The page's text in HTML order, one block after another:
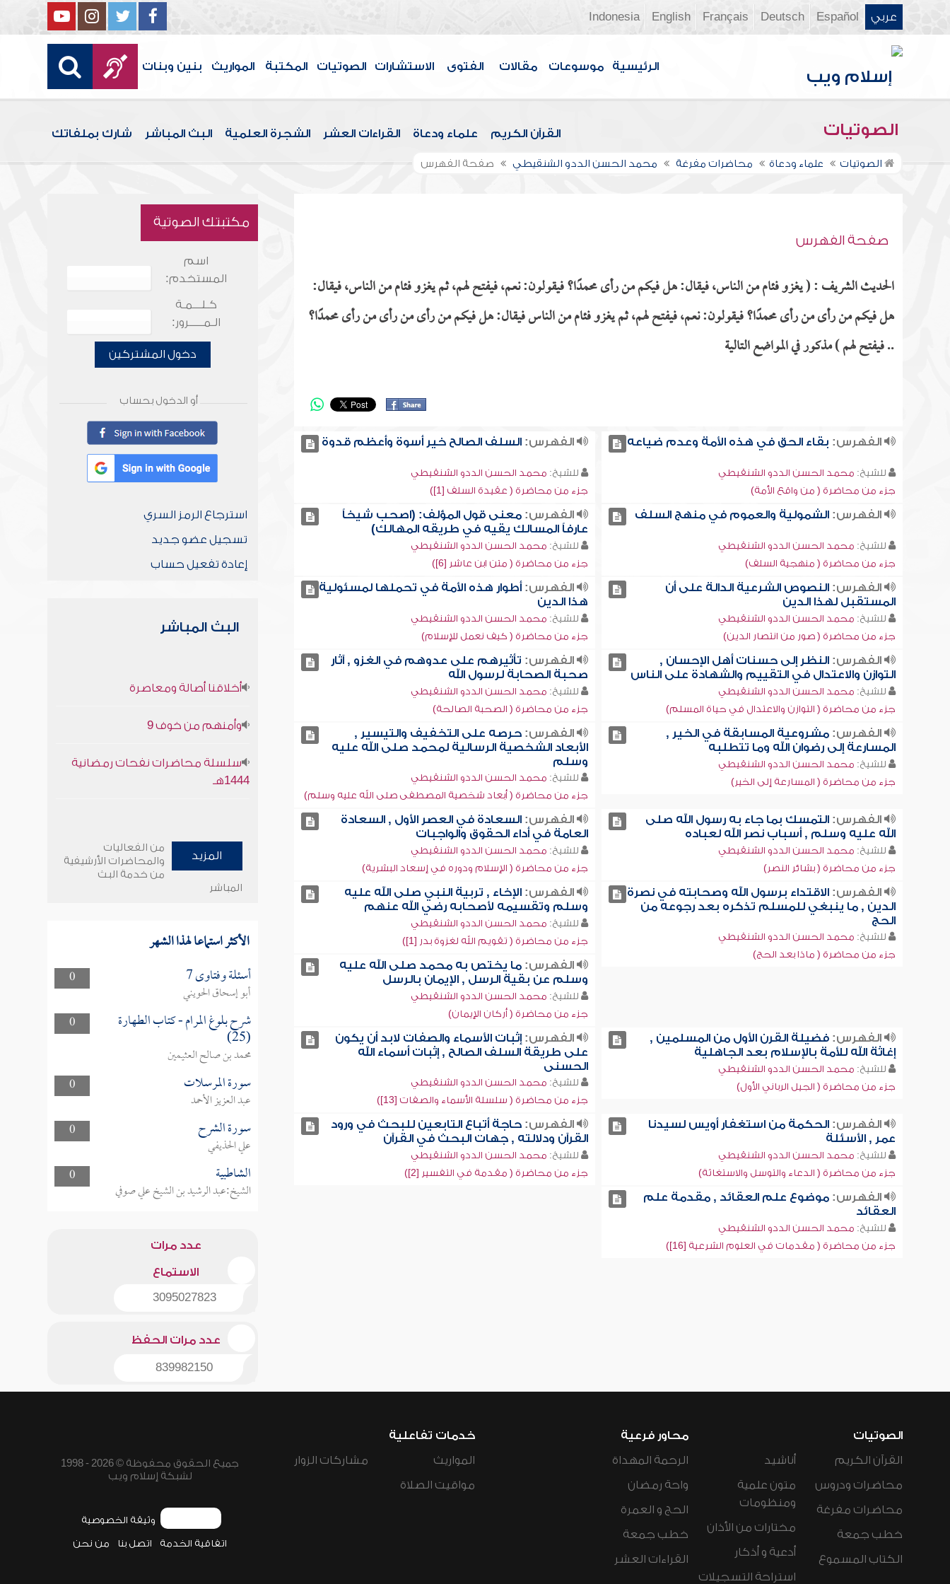
عربي Español
Deutsch
Français
English
Indonesia
الرئيسية موسوعات مقالات الفتوى الاستشارات الصوتيات المكتبة المواريث بنين وبنات
الصوتيات القرآن الكريم علماء ودعاة القراءات العشر الشجرة العلمية البث المباشر شارك بملفاتك
الصوتيات علماء ودعاة محاضرات مفرغة محمد الحسن الددو الشنقيطي صفحة الفهرس
صفحة الفهرس
الحديث الشريف : ( يغزو فئام من الناس، فيقال: هل فيكم من رأى محمدًا؟ فيقولون: نعم، فيفتح لهم، ثم يغزو فئام من الناس، فيقال:
هل فيكم من رأى من رأى محمدًا؟ فيقولون: نعم، فيفتح لهم، ثم يغزو فئام من الناس فيقال: هل فيكم من رأى من رأى من رأى محمدًا؟
.. فيفتح لهم ) مذكور في المواضع التالية
الفهرس: بقاء الحق في هذه الأمة وعدم ضياعه
للشيخ: محمد الحسن الددو الشنقيطي
جزء من محاضرة ( من واقع الأمة)
الفهرس: السلف الصالح خير أسوة وأعظم قدوة
للشيخ: محمد الحسن الددو الشنقيطي
جزء من محاضرة ( عقيدة السلف [1])
الفهرس:الشمولية والعموم في منهج السلف
للشيخ: محمد الحسن الددو الشنقيطي
جزء من محاضرة ( منهجية السلف)
الفهرس: معنى قول المؤلف: (اصحب شيخاً
عارفاً المسالك يقيه في طريقه المهالك)
للشيخ: محمد الحسن الددو الشنقيطي
جزء من محاضرة ( متن ابن عاشر [6])
الفهرس:النصوص الشرعية الدالة على أن
المستقبل لهذا الدين
للشيخ: محمد الحسن الددو الشنقيطي
جزء من محاضرة ( صور من انتصار الدين)
الفهرس: أطوار هذه الأمة في تحملها لمسئولية
هذا الدين
للشيخ: محمد الحسن الددو الشنقيطي
جزء من محاضرة ( كيف نعمل للإسلام)
الفهرس:النظر إلى حسنات أهل الإحسان ,
التوازن والاعتدال في التقييم والشهادة على الناس
للشيخ: محمد الحسن الددو الشنقيطي
جزء من محاضرة ( التوازن والاعتدال في حياة المسلم)
الفهرس: تأثيرهم على عدوهم في الغزو , آثار
صحبة الصحابة لرسول الله
للشيخ: محمد الحسن الددو الشنقيطي
جزء من محاضرة ( الصحبة الصالحة)
الفهرس:مشروعية المسابقة في الخير ,
المسارعة إلى رضوان الله وما تتطلبه
للشيخ: محمد الحسن الددو الشنقيطي
جزء من محاضرة ( المسارعة إلى الخير)
الفهرس: حرصه على التخفيف والتيسير ,
الأبعاد الشخصية الرسالية لمحمد صلى الله عليه
وسلم
للشيخ: محمد الحسن الددو الشنقيطي
جزء من محاضرة ( أبعاد شخصية المصطفى صلى الله عليه وسلم)
الفهرس:التمسك بما جاء به رسول الله صلى
الله عليه وسلم , أسباب نصر الله لعباده
للشيخ: محمد الحسن الددو الشنقيطي
جزء من محاضرة ( بشائر النصر)
الفهرس: السعادة في العصر الأول , السعادة
العامة في أداء الحقوق والواجبات
للشيخ: محمد الحسن الددو الشنقيطي
جزء من محاضرة ( الإسلام ودوره في إسعاد البشرية)
الفهرس:الاقتداء برسول الله وصحابته في نصرة
الدين , ما ينبغي للمسلم تذكره بعد رجوعه من
الحج
للشيخ: محمد الحسن الددو الشنقيطي
جزء من محاضرة ( ماذا بعد الحج)
الفهرس: الإخاء , تربية النبي صلى الله عليه
وسلم وتقسيمه لأصحابه رضي الله عنهم
للشيخ: محمد الحسن الددو الشنقيطي
جزء من محاضرة ( تقويم الله لغزوة بدر [1])
الفهرس: ما يختص به محمد صلى الله عليه
وسلم عن بقية الرسل , الإيمان بالرسل
للشيخ: محمد الحسن الددو الشنقيطي
جزء من محاضرة ( أركان الإيمان)
الفهرس:فضيلة القرن الأول من المسلمين ,
إغاثة الله للأمة بالإسلام بعد الجاهلية
للشيخ: محمد الحسن الددو الشنقيطي
جزء من محاضرة ( الجيل الرباني الأول)
الفهرس: إثبات الأسماء والصفات لابد أن يكون
على طريقة السلف الصالح , إثبات أسماء الله
الحسنى
للشيخ: محمد الحسن الددو الشنقيطي
جزء من محاضرة ( سلسلة الأسماء والصفات [13])
الفهرس:الحكمة من استغفار أويس لسيدنا
عمر , الأسئلة
للشيخ: محمد الحسن الددو الشنقيطي
جزء من محاضرة ( الدعاء والتوسل والاستغاثة)
الفهرس: حاجة أتباع التابعين للبحث في ورود
القرآن ودلالته , جهات البحث في القرآن
للشيخ: محمد الحسن الددو الشنقيطي
جزء من محاضرة ( مقدمة في التفسير [2])
الفهرس:موضوع علم العقائد , مقدمة علم
العقائد
للشيخ: محمد الحسن الددو الشنقيطي
جزء من محاضرة ( مقدمات في العلوم الشرعية [16])
مكتبتك الصوتية
اسم
المستخدم:
كـلـــمـة
الـمـــــرور:
دخول المشتركين
أو الدخول بحساب
استرجاع الرمز السري
تسجيل عضو جديد
إعادة تفعيل حساب
البث المباشر
أخلاقنا أصالة ومعاصرة
وأمنهم من خوف 9
سلسلة محاضرات نفحات رمضانية
1444هـ
المزيد
من الفعاليات
والمحاضرات الأرشيفية
من خدمة البث
المباشر
الأكثر استماعا لهذا الشهر
0 أسئلة وفتاوى 7
أبو إسحاق الحويني
0
شرح بلوغ المرام - كتاب الطهارة
(25)
محمد بن صالح العثيمين
0
سورة المرسلات
عبد العزيز الأحمد
0
سورة الشرح
علي الحذيفي
0
الشاطبية
الشيخ:عبد الرشيد بن الشيخ علي صوفي
عدد مرات
الاستماع
3095027823
عدد مرات الحفظ
839982150
الصوتيات
القرآن الكريم
محاضرات ودروس
محاضرات مفرغة
خطب جمعة
الكتاب المسموع
أناشيد
متون علمية
ومنظومات
مختارات من الأذان
أدعية و أذكار
استراحة التسجيلات
محاور فرعية
الرحمة المهداة
واحة رمضان
الحج و العمرة
خطب جمعة
القراءات العشر
خدمات تفاعلية
المواريث
مواقيت الصلاة
مشاركات الزوار
جميع الحقوق محفوظة © 2026 - 1998
لشبكة إسلام ويب
وثيقة الخصوصية
اتفاقية الخدمة اتصل بنا من نحن